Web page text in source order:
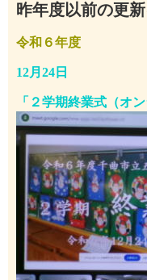
昨年度以前の更新
令和６年度
12月24日
「 ２学期終業式（オン